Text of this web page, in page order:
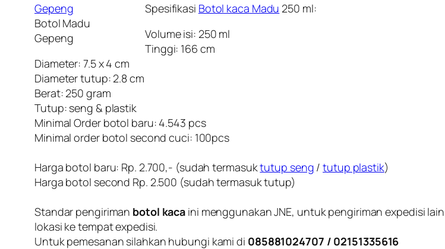
Botol Madu
Gepeng
Spesifikasi Botol kaca Madu 250 ml:
Volume isi: 250 ml
Tinggi: 166 cm
Diameter: 7.5 x 4 cm
Diameter tutup: 2.8 cm
Berat: 250 gram
Tutup: seng & plastik
Minimal Order botol baru: 4.543 pcs
Minimal order botol second cuci: 100pcs
Harga botol baru: Rp. 2.700,- (sudah termasuktutup seng /tutup plastik)
Harga botol second Rp. 2.500 (sudah termasuk tutup)
Standar pengiriman botol kaca ini menggunakan JNE, untuk pengiriman expedisi
lokasi ke tempat expedisi.
Untuk pemesanan silahkan hubungi kami di 085881024707 / 02151335616